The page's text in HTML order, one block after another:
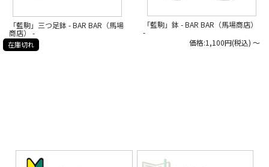
「藍駒」三つ足鉢 - BAR BAR（馬場
商店） -
在庫切れ
「藍駒」鉢 - BAR BAR（馬場商店）
-
価格:1,100円(税込) ～